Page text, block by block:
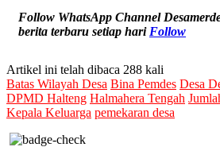
Follow WhatsApp Channel
berita terbaru setiap hari Follow
Artikel ini telah dibaca 288 kali
Batas Wilayah Desa Bina Pemdes Desa
DPMD Halteng Halmahera Tengah
Kepala Keluarga pemekaran desa